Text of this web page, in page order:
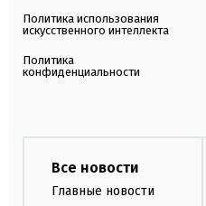
Политика использования
искусственного интеллекта
Политика
конфиденциальности
Все новости
Главные новости